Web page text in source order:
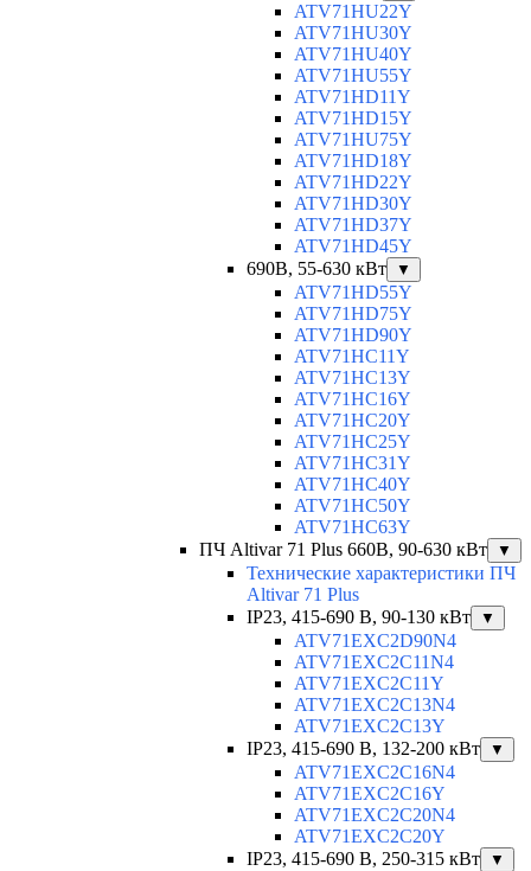
ATV71HU22Y
ATV71HU30Y
ATV71HU40Y
ATV71HU55Y
ATV71HD11Y
ATV71HD15Y
ATV71HU75Y
ATV71HD18Y
ATV71HD22Y
ATV71HD30Y
ATV71HD37Y
ATV71HD45Y
690В, 55-630 кВт
▼
ATV71HD55Y
ATV71HD75Y
ATV71HD90Y
ATV71HC11Y
ATV71HC13Y
ATV71HC16Y
ATV71HC20Y
ATV71HC25Y
ATV71HC31Y
ATV71HC40Y
ATV71HC50Y
ATV71HC63Y
ПЧ Altivar 71 Plus 660В, 90-630 кВт
▼
Технические характеристики ПЧ
Altivar 71 Plus
IP23, 415-690 B, 90-130 кВт
▼
ATV71EXC2D90N4
ATV71EXC2C11N4
ATV71EXC2C11Y
ATV71EXC2C13N4
ATV71EXC2C13Y
IP23, 415-690 B, 132-200 кВт
▼
ATV71EXC2C16N4
ATV71EXC2C16Y
ATV71EXC2C20N4
ATV71EXC2C20Y
IP23, 415-690 B, 250-315 кВт
▼